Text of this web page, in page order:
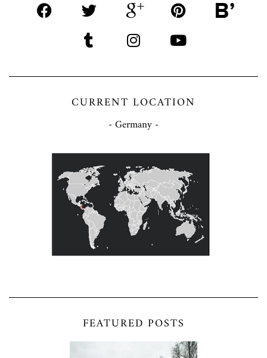
CURRENT LOCATION
- Germany -
FEATURED POSTS